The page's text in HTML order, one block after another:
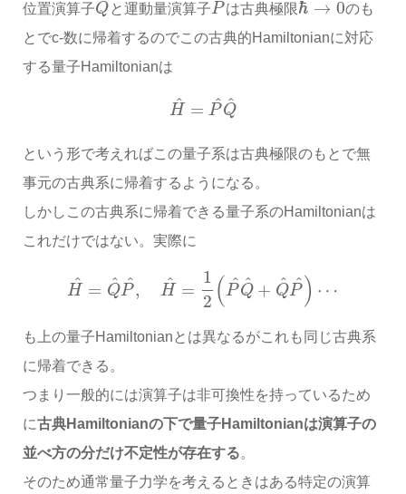
位置演算子Q と運動量演算子P は古典極限ℏ → 0のも
とでc-数に帰着するのでこの古典的Hamiltonianに対応
する量子Hamiltonianは
H
^ = P
^Q
^
という形で考えればこの量子系は古典極限のもとで無
事元の古典系に帰着するようになる。
しかしこの古典系に帰着できる量子系のHamiltonianは
これだけではない。実際に
H
^ = Q
^P
^, H
^ =
1
2 (P
^Q
^ + Q
^P
^) ⋯
も上の量子Hamiltonianとは異なるがこれも同じ古典系
に帰着できる。
つまり一般的には演算子は非可換性を持っているため
に古典Hamiltonianの下で量子Hamiltonianは演算子の
並べ方の分だけ不定性が存在する。
そのため通常量子力学を考えるときはある特定の演算